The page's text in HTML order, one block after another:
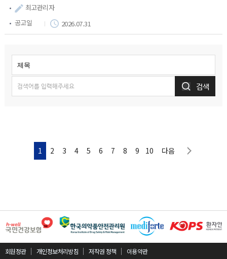
최고관리자
공고일
2026.07.31
검색
1 2 3 4 5 6 7 8 9 10 다음 다음페이지
회원정관 개인정보처리방침 저작권 정책 이용약관